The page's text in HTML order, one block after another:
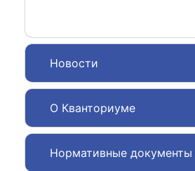
Новости
О Кванториуме
Нормативные документы